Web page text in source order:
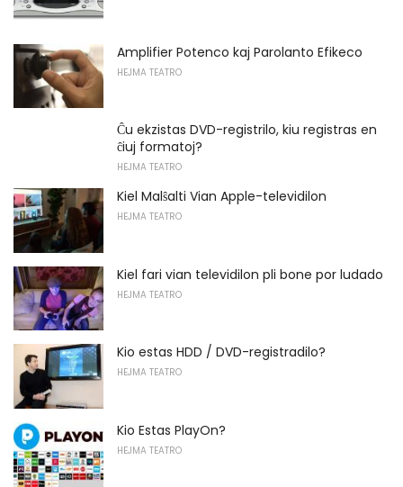
Amplifier Potenco kaj Parolanto Efikeco
HEJMA TEATRO
Ĉu ekzistas DVD-registrilo, kiu registras en
ĉiuj formatoj?
HEJMA TEATRO
Kiel Malŝalti Vian Apple-televidilon
HEJMA TEATRO
Kiel fari vian televidilon pli bone por ludado
HEJMA TEATRO
Kio estas HDD / DVD-registradilo?
HEJMA TEATRO
Kio Estas PlayOn?
HEJMA TEATRO